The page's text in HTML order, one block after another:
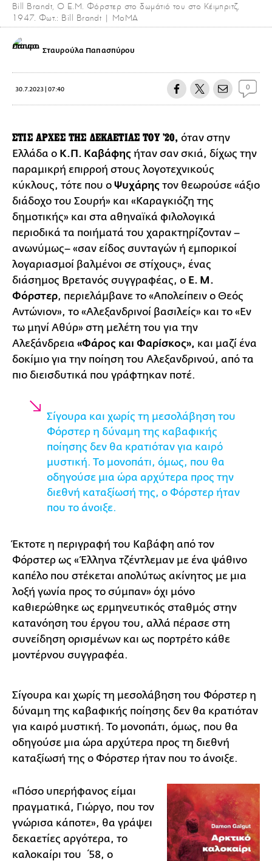
Bill Brandt, O E.M. Φόρστερ στο δωμάτιό του στο Κέιμπριτζ,
1947. Φωτ.: Bill Brandt | MoMA
Σταυρούλα Παπασπύρου
30.7.2023 | 07:40 0
ΣΤΙΣ ΑΡΧΕΣ ΤΗΣ ΔΕΚΑΕΤΙΑΣ ΤΟΥ '20, όταν στην
Ελλάδα ο Κ.Π. Καβάφης ήταν σαν σκιά, δίχως την
παραμικρή επιρροή στους λογοτεχνικούς
κύκλους, τότε που ο Ψυχάρης τον θεωρούσε «άξιο
διάδοχο του Σουρή» και «Καραγκιόζη της
δημοτικής» και στα αθηναϊκά φιλολογικά
περιοδικά τα ποιήματά του χαρακτηρίζονταν –
ανωνύμως– «σαν είδος συνταγών ή εμπορικοί
λογαριασμοί βαλμένοι σε στίχους», ένας
διάσημος Βρετανός συγγραφέας, ο Ε. Μ.
Φόρστερ, περιελάμβανε το «Απολείπειν ο Θεός
Αντώνιον», το «Αλεξανδρινοί βασιλείς» και το «Εν
τω μηνί Αθύρ» στη μελέτη του για την
Αλεξάνδρεια «Φάρος και Φαρίσκος», και μαζί ένα
δοκίμιο για την ποίηση του Αλεξανδρινού, από τα
πιο διεισδυτικά που γράφτηκαν ποτέ.
Σίγουρα και χωρίς τη μεσολάβηση του
Φόρστερ η δύναμη της καβαφικής
ποίησης δεν θα κρατιόταν για καιρό
μυστική. Το μονοπάτι, όμως, που θα
οδηγούσε μια ώρα αρχύτερα προς την
διεθνή καταξίωσή της, ο Φόρστερ ήταν
που το άνοιξε.
Έκτοτε η περιγραφή του Καβάφη από τον
Φόρστερ ως «Έλληνα τζέντλεμαν με ένα ψάθινο
καπέλο που στέκεται απολύτως ακίνητος με μια
λοξή γωνία προς το σύμπαν» όχι μόνο
καθιερώθηκε ως ερμηνευτικός σταθμός στην
κατανόηση του έργου του, αλλά πέρασε στη
συνείδηση ορισμένων και ως πορτρέτο κάθε
μοντέρνου συγγραφέα.
Σίγουρα και χωρίς τη μεσολάβηση του Φόρστερ η
δύναμη της καβαφικής ποίησης δεν θα κρατιόταν
για καιρό μυστική. Το μονοπάτι, όμως, που θα
οδηγούσε μια ώρα αρχύτερα προς τη διεθνή
καταξίωσή της ο Φόρστερ ήταν που το άνοιξε.
«Πόσο υπερήφανος είμαι
πραγματικά, Γιώργο, που τον
γνώρισα κάποτε», θα γράψει
δεκαετίες αργότερα, το
καλοκαίρι του ΄58, ο